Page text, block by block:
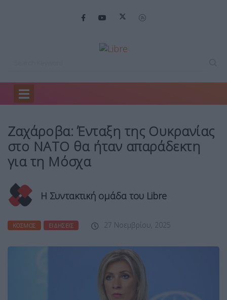
Home
Ζαχάροβα: Ένταξη της Ουκρανίας
στο ΝΑΤΟ θα ήταν απαράδεκτη
για τη Μόσχα
Η Συντακτική ομάδα του Libre
ΚΌΣΜΟΣ ΕΙΔΉΣΕΙΣ 27 Νοεμβρίου, 2025